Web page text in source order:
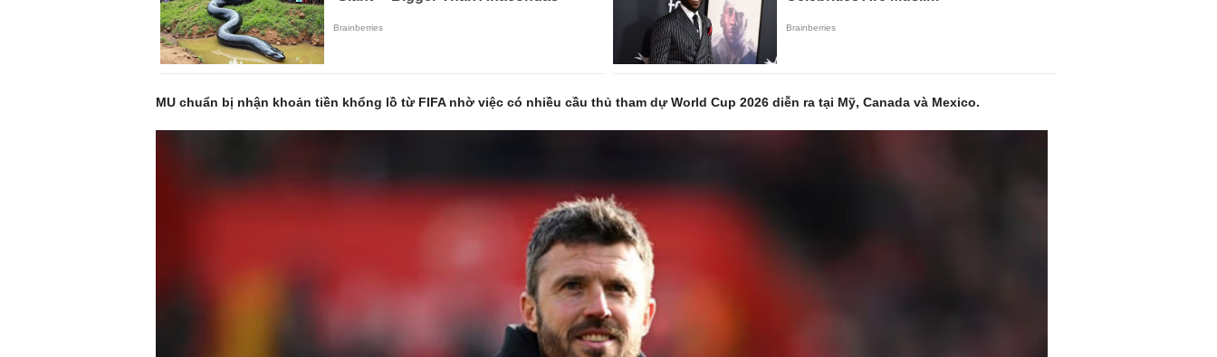
MU chuẩn bị nhận khoản tiền khổng lồ từ FIFA nhờ việc có nhiều cầu thủ tham dự World Cup 2026 diễn ra tại Mỹ, Canada và Mexico.